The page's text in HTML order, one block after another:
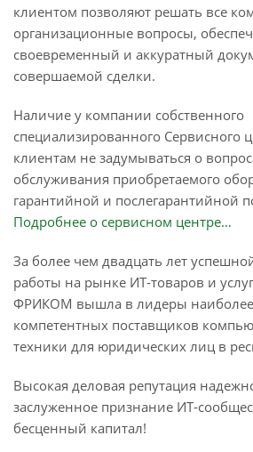
клиентом позволяют решать все
организационные вопросы,
своевременный и аккуратный
совершаемой сделки.
Наличие у компании собственного
специализированного Сервисного
клиентам не задумываться о
обслуживания приобретаемого
гарантийной и послегарантийной
Подробнее о сервисном центре…
За более чем двадцать лет
работы на рынке ИТ-товаров и
ФРИКОМ вышла в лидеры
компетентных поставщиков
техники для юридических лиц в
Высокая деловая репутация
заслуженное признание ИТ-
бесценный капитал!